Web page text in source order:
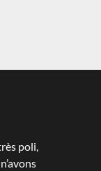
poli,